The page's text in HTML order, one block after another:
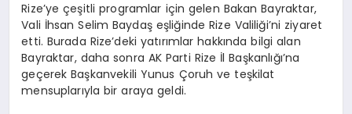
Rize’ye çeşitli programlar için gelen Bakan Bayraktar,
Vali İhsan Selim Baydaş eşliğinde Rize Valiliği’ni ziyaret
etti. Burada Rize’deki yatırımlar hakkında bilgi alan
Bayraktar, daha sonra AK Parti Rize İl Başkanlığı’na
geçerek Başkanvekili Yunus Çoruh ve teşkilat
mensuplarıyla bir araya geldi.